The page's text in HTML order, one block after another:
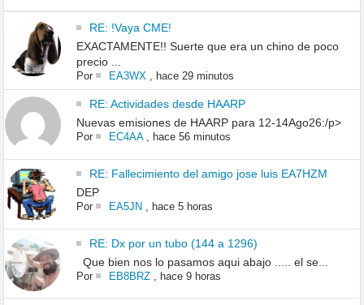
RE: !Vaya CME!
EXACTAMENTE!! Suerte que era un chino de poco
precio ...
Por EA3WX hace 29 minutos
RE: Actividades desde HAARP
Nuevas emisiones de HAARP para 12-14Ago26:/p>
Por EC4AA, hace 56 minutos
RE: Fallecimiento del amigo jose luis EA7HZM
DEP
Por EA5JN, hace 5 horas
RE: Dx por un tubo (144 a 1296)
Que bien nos lo pasamos aqui abajo ..... el se...
Por EB8BRZ, hace 9 horas